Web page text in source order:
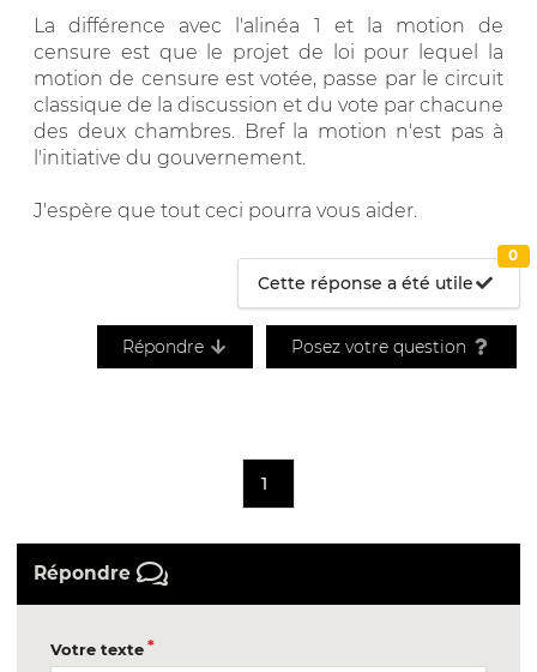
La différence avec l'alinéa 1 et la motion de
censure est que le projet de loi pour lequel la
motion de censure est votée, passe par le circuit
classique de la discussion et du vote par chacune
des deux chambres. Bref la motion n'est pas à
l'initiative du gouvernement.
J'espère que tout ceci pourra vous aider.
Cette réponse a été utile
0
Répondre Posez votre question
1
Répondre
Votre texte